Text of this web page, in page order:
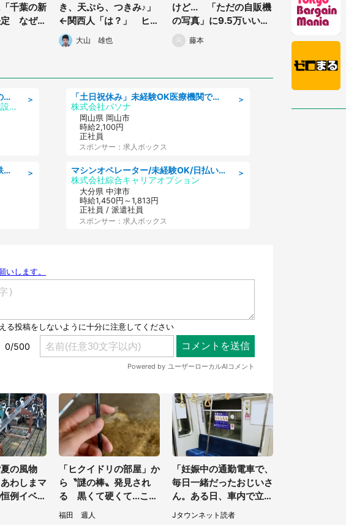
千葉の新
定 なぜ太
ーグ事務
い」
き、天ぷら、つきみ♪」
←関西人「は？」 ヒガ
シマル「うどんスープ」
のCMは地域によって歌
大山 雄也
けど... 「ただの自販機
の写真」に9.5万いいね
の大反響→その理由と
は？
藤本
＞
「介護事務」資格必須/正職員/日勤のみ/介護老人保健施設
医療法人社団幸紀会/介護老人保健施設 グリーンビラ安江
＞
介護職・ヘルパー/デイサービス/近鉄名古屋線 高田本山/津市/三重県
＞
「土日祝休み」未経験OK医療機関での治験コーディネーターのお仕事
株式会社パソナ
岡山県 岡山市
時給2,100円
正社員
スポンサー：求人ボックス
＞
マシンオペレーター/未経験OK/日払いOK/交替制/20・30・40代活躍中/製造 工場
株式会社綜合キャリアオプション
大分県 中津市
時給1,450円～1,813円
正社員 / 派遣社員
スポンサー：求人ボックス
の風物
わしまマ
例イベン
ずっと
「ヒクイドリの部屋」か
ら〝謎の棒〟発見され
る 黒くて硬くて...これ
は何？動物園に聞く
福田 週人
「妊娠中の通勤電車で、
毎日一緒だったおじいさ
ん。ある日、車内で立っ
てたら後ろから...」
Jタウンネット読者